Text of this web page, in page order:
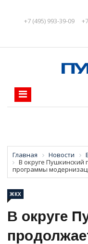
+7 (495) 993-39-09
Главная Новости
В округе Пушкинский
программы
ЖКХ
В округе